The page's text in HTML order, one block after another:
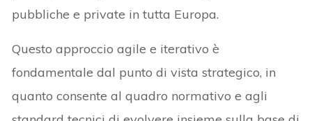
pubbliche e private in tutta Europa.
Questo approccio agile e iterativo è
fondamentale dal punto di vista strategico, in
quanto consente al quadro normativo e agli